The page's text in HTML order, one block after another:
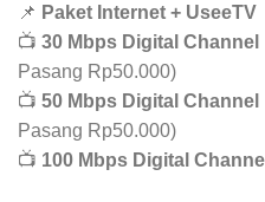
📌 Paket Internet + UseeTV
📺 30 Mbps Digital Channel
Pasang Rp50.000)
📺 50 Mbps Digital Channel
Pasang Rp50.000)
📺 100 Mbps Digital Channel